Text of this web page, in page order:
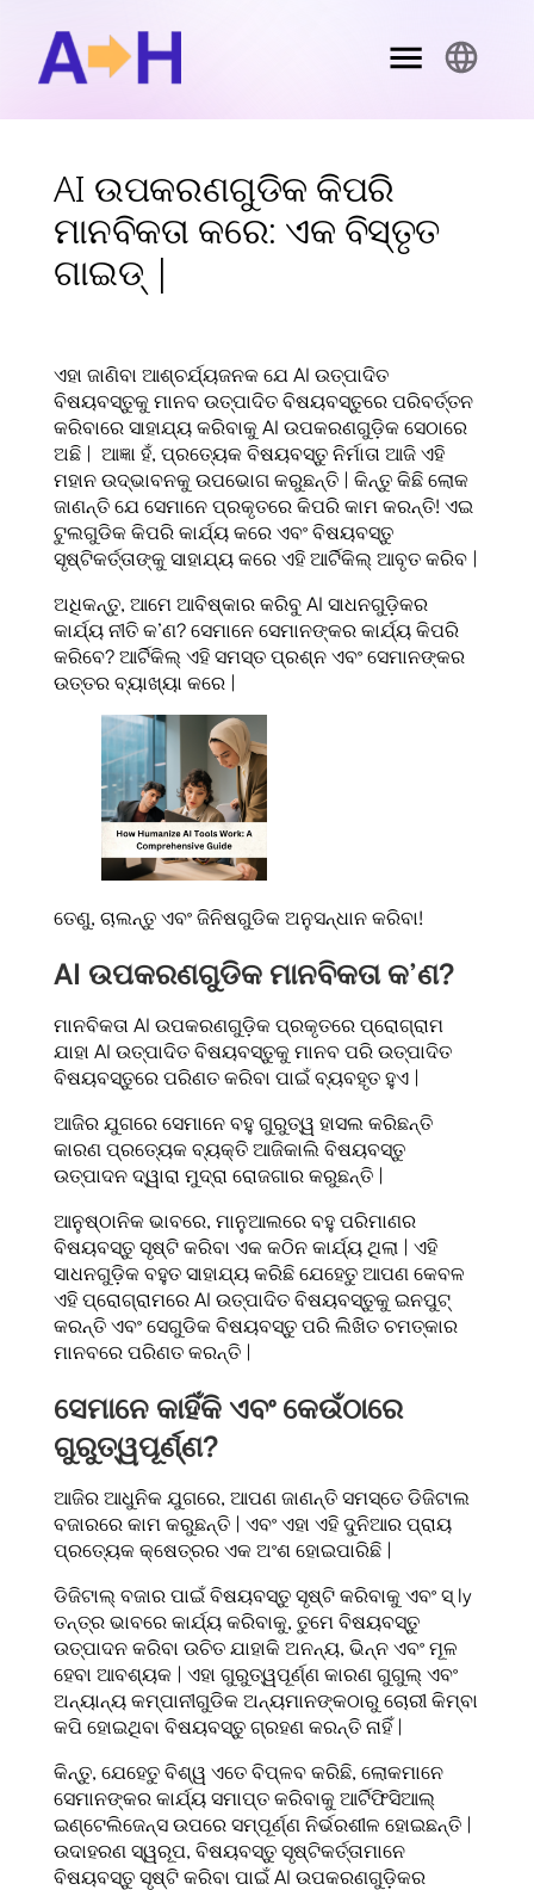
AI ଉପକରଣଗୁଡିକ କିପରି
ମାନବିକତା କରେ: ଏକ ବିସ୍ତୃତ
ଗାଇଡ୍ |
ଏହା ଜାଣିବା ଆଶ୍ଚର୍ଯ୍ୟଜନକ ଯେ AI ଉତ୍ପାଦିତ
ବିଷୟବସ୍ତୁକୁ ମାନବ ଉତ୍ପାଦିତ ବିଷୟବସ୍ତୁରେ ପରିବର୍ତ୍ତନ
କରିବାରେ ସାହାଯ୍ୟ କରିବାକୁ AI ଉପକରଣଗୁଡ଼ିକ ସେଠାରେ
ଅଛି | ଆଜ୍ଞା ହଁ, ପ୍ରତ୍ୟେକ ବିଷୟବସ୍ତୁ ନିର୍ମାତା ଆଜି ଏହି
ମହାନ ଉଦ୍ଭାବନକୁ ଉପଭୋଗ କରୁଛନ୍ତି | କିନ୍ତୁ କିଛି ଲୋକ
ଜାଣନ୍ତି ଯେ ସେମାନେ ପ୍ରକୃତରେ କିପରି କାମ କରନ୍ତି! ଏଇ
ଟୁଲଗୁଡିକ କିପରି କାର୍ଯ୍ୟ କରେ ଏବଂ ବିଷୟବସ୍ତୁ
ସୃଷ୍ଟିକର୍ତ୍ତାଙ୍କୁ ସାହାଯ୍ୟ କରେ ଏହି ଆର୍ଟିକିଲ୍ ଆବୃତ କରିବ |
ଅଧିକନ୍ତୁ, ଆମେ ଆବିଷ୍କାର କରିବୁ AI ସାଧନଗୁଡ଼ିକର
କାର୍ଯ୍ୟ ନୀତି କ’ଣ? ସେମାନେ ସେମାନଙ୍କର କାର୍ଯ୍ୟ କିପରି
କରିବେ? ଆର୍ଟିକିଲ୍ ଏହି ସମସ୍ତ ପ୍ରଶ୍ନ ଏବଂ ସେମାନଙ୍କର
ଉତ୍ତର ବ୍ୟାଖ୍ୟା କରେ |
ତେଣୁ, ଚାଲନ୍ତୁ ଏବଂ ଜିନିଷଗୁଡିକ ଅନୁସନ୍ଧାନ କରିବା!
AI ଉପକରଣଗୁଡିକ ମାନବିକତା କ’ଣ?
ମାନବିକତା AI ଉପକରଣଗୁଡ଼ିକ ପ୍ରକୃତରେ ପ୍ରୋଗ୍ରାମ
ଯାହା AI ଉତ୍ପାଦିତ ବିଷୟବସ୍ତୁକୁ ମାନବ ପରି ଉତ୍ପାଦିତ
ବିଷୟବସ୍ତୁରେ ପରିଣତ କରିବା ପାଇଁ ବ୍ୟବହୃତ ହୁଏ |
ଆଜିର ଯୁଗରେ ସେମାନେ ବହୁ ଗୁରୁତ୍ୱ ହାସଲ କରିଛନ୍ତି
କାରଣ ପ୍ରତ୍ୟେକ ବ୍ୟକ୍ତି ଆଜିକାଲି ବିଷୟବସ୍ତୁ
ଉତ୍ପାଦନ ଦ୍ୱାରା ମୁଦ୍ରା ରୋଜଗାର କରୁଛନ୍ତି |
ଆନୁଷ୍ଠାନିକ ଭାବରେ, ମାନୁଆଲରେ ବହୁ ପରିମାଣର
ବିଷୟବସ୍ତୁ ସୃଷ୍ଟି କରିବା ଏକ କଠିନ କାର୍ଯ୍ୟ ଥିଲା | ଏହି
ସାଧନଗୁଡ଼ିକ ବହୁତ ସାହାଯ୍ୟ କରିଛି ଯେହେତୁ ଆପଣ କେବଳ
ଏହି ପ୍ରୋଗ୍ରାମରେ AI ଉତ୍ପାଦିତ ବିଷୟବସ୍ତୁକୁ ଇନପୁଟ୍
କରନ୍ତି ଏବଂ ସେଗୁଡିକ ବିଷୟବସ୍ତୁ ପରି ଲିଖିତ ଚମତ୍କାର
ମାନବରେ ପରିଣତ କରନ୍ତି |
ସେମାନେ କାହିଁକି ଏବଂ କେଉଁଠାରେ
ଗୁରୁତ୍ୱପୂର୍ଣ୍ଣ?
ଆଜିର ଆଧୁନିକ ଯୁଗରେ, ଆପଣ ଜାଣନ୍ତି ସମସ୍ତେ ଡିଜିଟାଲ
ବଜାରରେ କାମ କରୁଛନ୍ତି | ଏବଂ ଏହା ଏହି ଦୁନିଆର ପ୍ରାୟ
ପ୍ରତ୍ୟେକ କ୍ଷେତ୍ରର ଏକ ଅଂଶ ହୋଇପାରିଛି |
ଡିଜିଟାଲ୍ ବଜାର ପାଇଁ ବିଷୟବସ୍ତୁ ସୃଷ୍ଟି କରିବାକୁ ଏବଂ ସ୍ ly
ତନ୍ତ୍ର ଭାବରେ କାର୍ଯ୍ୟ କରିବାକୁ, ତୁମେ ବିଷୟବସ୍ତୁ
ଉତ୍ପାଦନ କରିବା ଉଚିତ ଯାହାକି ଅନନ୍ୟ, ଭିନ୍ନ ଏବଂ ମୂଳ
ହେବା ଆବଶ୍ୟକ | ଏହା ଗୁରୁତ୍ୱପୂର୍ଣ୍ଣ କାରଣ ଗୁଗୁଲ୍ ଏବଂ
ଅନ୍ୟାନ୍ୟ କମ୍ପାନୀଗୁଡିକ ଅନ୍ୟମାନଙ୍କଠାରୁ ଚୋରୀ କିମ୍ବା
କପି ହୋଇଥିବା ବିଷୟବସ୍ତୁ ଗ୍ରହଣ କରନ୍ତି ନାହିଁ |
କିନ୍ତୁ, ଯେହେତୁ ବିଶ୍ୱ ଏତେ ବିପ୍ଳବ କରିଛି, ଲୋକମାନେ
ସେମାନଙ୍କର କାର୍ଯ୍ୟ ସମାପ୍ତ କରିବାକୁ ଆର୍ଟିଫିସିଆଲ୍
ଇଣ୍ଟେଲିଜେନ୍ସ ଉପରେ ସମ୍ପୂର୍ଣ୍ଣ ନିର୍ଭରଶୀଳ ହୋଇଛନ୍ତି |
ଉଦାହରଣ ସ୍ୱରୂପ, ବିଷୟବସ୍ତୁ ସୃଷ୍ଟିକର୍ତ୍ତାମାନେ
ବିଷୟବସ୍ତୁ ସୃଷ୍ଟି କରିବା ପାଇଁ AI ଉପକରଣଗୁଡ଼ିକର